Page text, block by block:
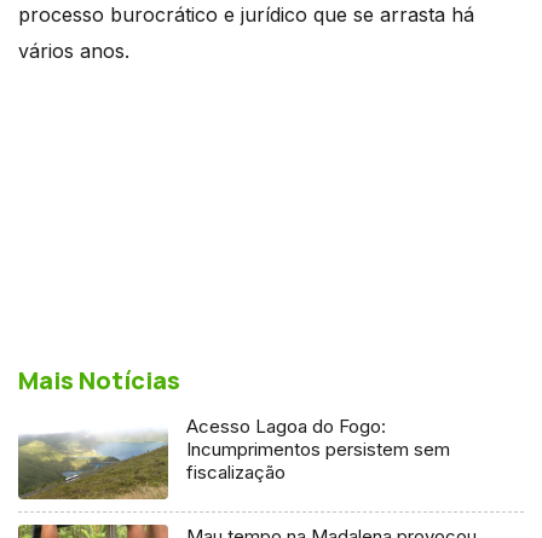
processo burocrático e jurídico que se arrasta há
vários anos.
Mais Notícias
Acesso Lagoa do Fogo:
Incumprimentos persistem sem
fiscalização